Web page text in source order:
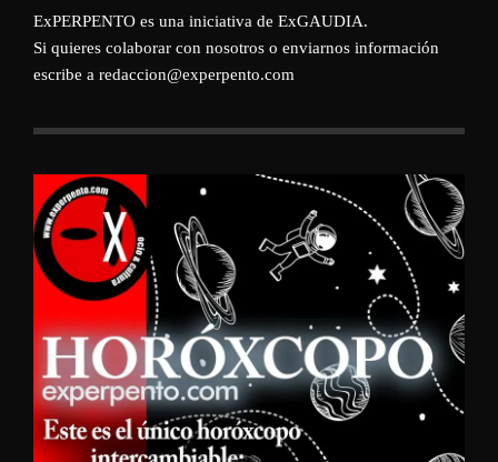
ExPERPENTO es una iniciativa de ExGAUDIA.
Si quieres colaborar con nosotros o enviarnos información
escribe a redaccion@experpento.com